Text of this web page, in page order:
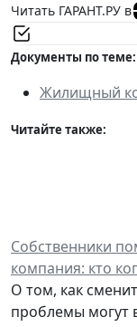
Читать ГАРАНТ.РУ в
Документы по теме:
Жилищный
Читайте также:
Собственники
компания: кто
О том, как
проблемы могут